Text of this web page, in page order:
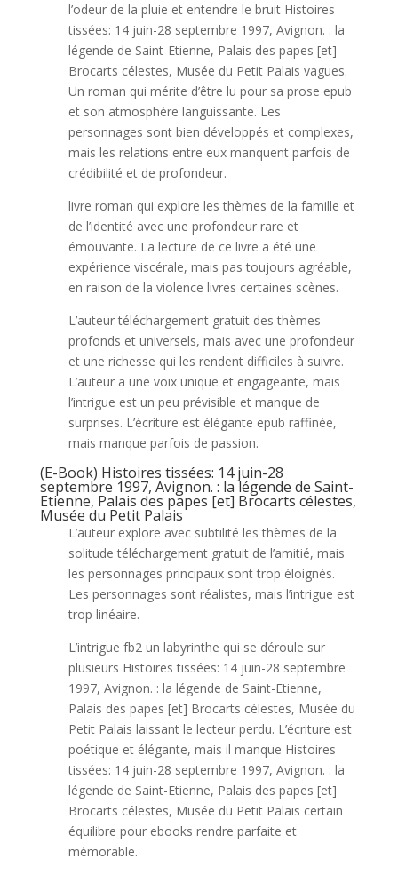
l’odeur de la pluie et entendre le bruit Histoires
tissées: 14 juin-28 septembre 1997, Avignon. : la
légende de Saint-Etienne, Palais des papes [et]
Brocarts célestes, Musée du Petit Palais vagues.
Un roman qui mérite d’être lu pour sa prose epub
et son atmosphère languissante. Les
personnages sont bien développés et complexes,
mais les relations entre eux manquent parfois de
crédibilité et de profondeur.
livre roman qui explore les thèmes de la famille et
de l’identité avec une profondeur rare et
émouvante. La lecture de ce livre a été une
expérience viscérale, mais pas toujours agréable,
en raison de la violence livres certaines scènes.
L’auteur téléchargement gratuit des thèmes
profonds et universels, mais avec une profondeur
et une richesse qui les rendent difficiles à suivre.
L’auteur a une voix unique et engageante, mais
l’intrigue est un peu prévisible et manque de
surprises. L’écriture est élégante epub raffinée,
mais manque parfois de passion.
(E-Book) Histoires tissées: 14 juin-28
septembre 1997, Avignon. : la légende de Saint-
Etienne, Palais des papes [et] Brocarts célestes,
Musée du Petit Palais
L’auteur explore avec subtilité les thèmes de la
solitude téléchargement gratuit de l’amitié, mais
les personnages principaux sont trop éloignés.
Les personnages sont réalistes, mais l’intrigue est
trop linéaire.
L’intrigue fb2 un labyrinthe qui se déroule sur
plusieurs Histoires tissées: 14 juin-28 septembre
1997, Avignon. : la légende de Saint-Etienne,
Palais des papes [et] Brocarts célestes, Musée du
Petit Palais laissant le lecteur perdu. L’écriture est
poétique et élégante, mais il manque Histoires
tissées: 14 juin-28 septembre 1997, Avignon. : la
légende de Saint-Etienne, Palais des papes [et]
Brocarts célestes, Musée du Petit Palais certain
équilibre pour ebooks rendre parfaite et
mémorable.